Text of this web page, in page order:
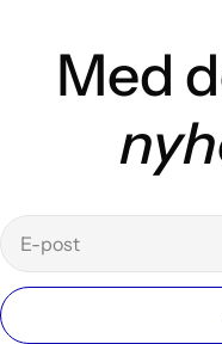
Med
E-
post